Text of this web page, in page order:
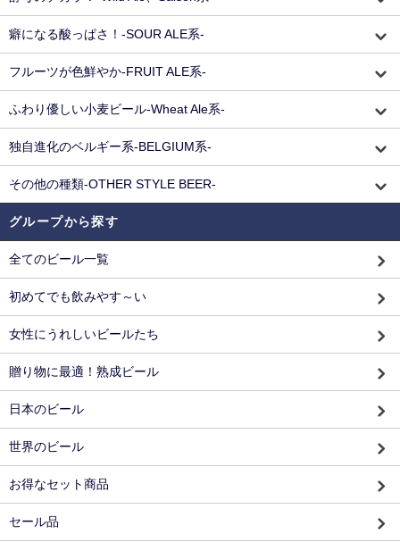
癖になる酸っぱさ！-SOUR ALE系-
フルーツが色鮮やか-FRUIT ALE系-
ふわり優しい小麦ビール-Wheat Ale系-
独自進化のベルギー系-BELGIUM系-
その他の種類-OTHER STYLE BEER-
グループから探す
全てのビール一覧
初めてでも飲みやす～い
女性にうれしいビールたち
贈り物に最適！熟成ビール
日本のビール
世界のビール
お得なセット商品
セール品